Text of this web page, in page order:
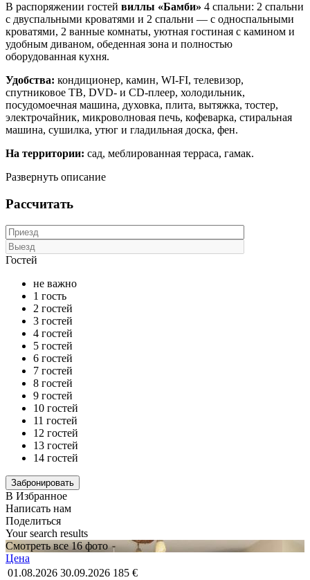
В распоряжении гостей виллы «Бамби» 4 спальни: 2 спальни
с двуспальными кроватями и 2 спальни — с односпальными
кроватями, 2 ванные комнаты, уютная гостиная с камином и
удобным диваном, обеденная зона и полностью
оборудованная кухня.
Удобства: кондиционер, камин, WI-FI, телевизор,
спутниковое ТВ, DVD- и CD-плеер, холодильник,
посудомоечная машина, духовка, плита, вытяжка, тостер,
электрочайник, микроволновая печь, кофеварка, стиральная
машина, сушилка, утюг и гладильная доска, фен.
На территории: сад, меблированная терраса, гамак.
Развернуть описание
Рассчитать
Гостей
не важно
1 гость
2 гостей
3 гостей
4 гостей
5 гостей
6 гостей
7 гостей
8 гостей
9 гостей
10 гостей
11 гостей
12 гостей
13 гостей
14 гостей
В Избранное
Написать нам
Поделиться
Your search results
Смотреть все 16 фото
Цена
01.08.2026 30.09.2026 185 €